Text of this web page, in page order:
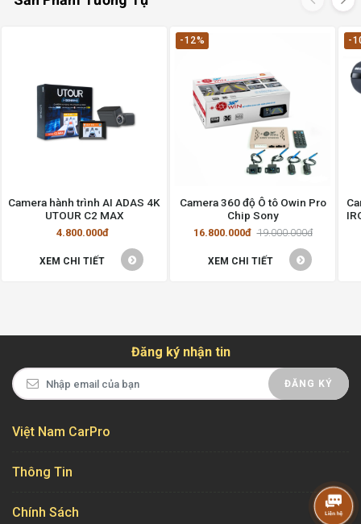
Camera hành trình AI ADAS 4K
UTOUR C2 MAX
4.800.000đ
XEM CHI TIẾT
-12%
Camera 360 độ Ô tô Owin Pro
Chip Sony
16.800.000đ 19.000.000đ
XEM CHI TIẾT
-
Đăng ký nhận tin
ĐĂNG KÝ
Việt Nam CarPro
Thông Tin
Chính Sách